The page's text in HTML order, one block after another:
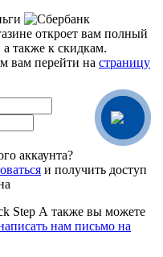
откроет вам полный
также к скидкам.
вам перейти на страницу
аккаунта?
и получить доступ
Step А также вы можете
нам письмо на